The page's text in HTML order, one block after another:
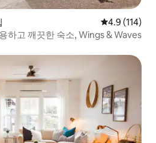
평점 4.9점(5
4.9 (114)
하고 깨끗한 숙소, Wings & Waves